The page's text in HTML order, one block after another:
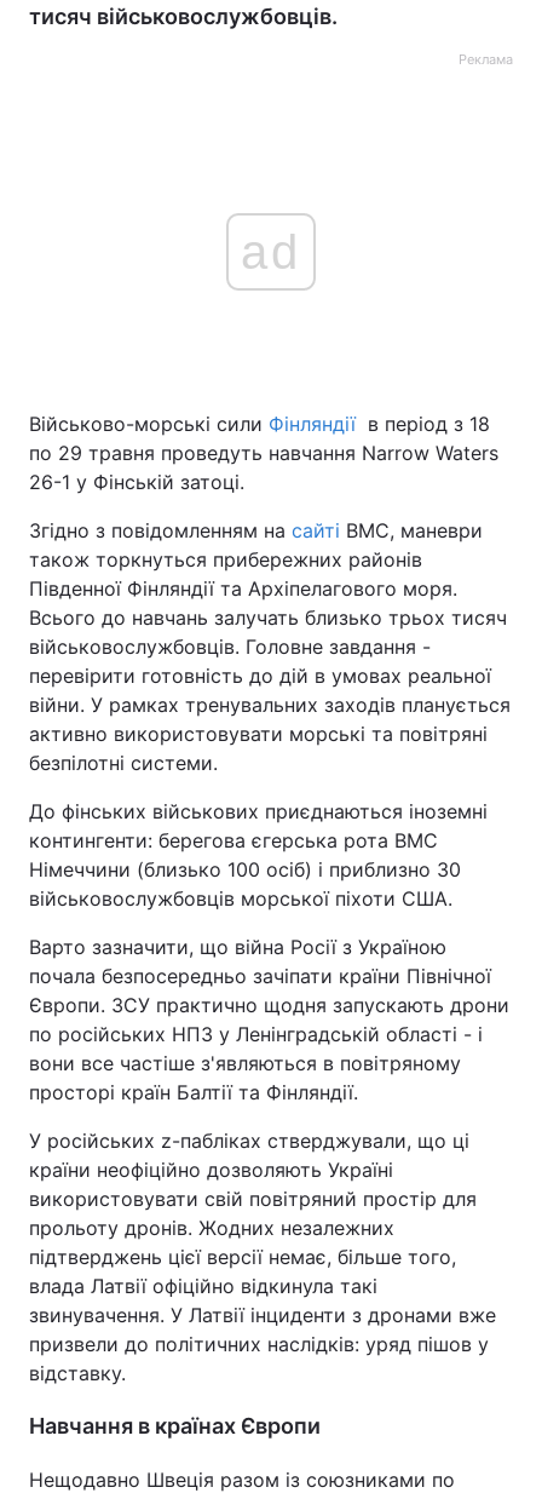
тисяч військовослужбовців.
Реклама
ad
Військово-морські сили Фінляндії в період з 18
по 29 травня проведуть навчання Narrow Waters
26-1 у Фінській затоці.
Згідно з повідомленням на сайті ВМС, маневри
також торкнуться прибережних районів
Південної Фінляндії та Архіпелагового моря.
Всього до навчань залучать близько трьох тисяч
військовослужбовців. Головне завдання -
перевірити готовність до дій в умовах реальної
війни. У рамках тренувальних заходів планується
активно використовувати морські та повітряні
безпілотні системи.
До фінських військових приєднаються іноземні
контингенти: берегова єгерська рота ВМС
Німеччини (близько 100 осіб) і приблизно 30
військовослужбовців морської піхоти США.
Варто зазначити, що війна Росії з Україною
почала безпосередньо зачіпати країни Північної
Європи. ЗСУ практично щодня запускають дрони
по російських НПЗ у Ленінградській області - і
вони все частіше з'являються в повітряному
просторі країн Балтії та Фінляндії.
У російських z-пабліках стверджували, що ці
країни неофіційно дозволяють Україні
використовувати свій повітряний простір для
прольоту дронів. Жодних незалежних
підтверджень цієї версії немає, більше того,
влада Латвії офіційно відкинула такі
звинувачення. У Латвії інциденти з дронами вже
призвели до політичних наслідків: уряд пішов у
відставку.
Навчання в країнах Європи
Нещодавно Швеція разом із союзниками по